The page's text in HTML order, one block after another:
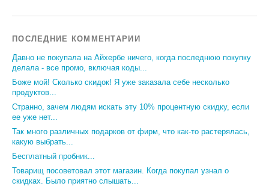
ПОСЛЕДНИЕ КОММЕНТАРИИ
Давно не покупала на Айхербе ничего, когда последнюю покупку
делала - все промо, включая коды...
Боже мой! Сколько скидок! Я уже заказала себе несколько
продуктов...
Странно, зачем людям искать эту 10% процентную скидку, если
ее уже нет...
Так много различных подарков от фирм, что как-то растерялась,
какую выбрать...
Бесплатный пробник...
Товарищ посоветовал этот магазин. Когда покупал узнал о
скидках. Было приятно слышать...